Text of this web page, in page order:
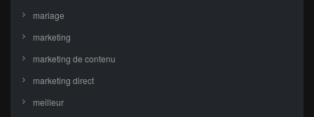
mariage
marketing
marketing de contenu
marketing direct
meilleur